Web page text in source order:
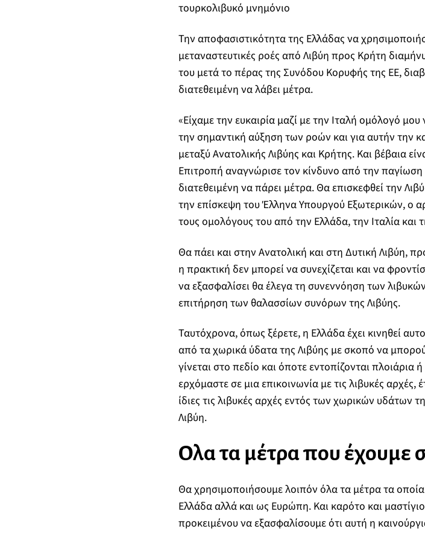
τουρκολιβυκό μνημόνιο
Την αποφασιστικότητα της Ελλάδας να
μεταναστευτικές ροές από Λιβύη προς Κρήτη
του μετά το πέρας της Συνόδου Κορυφής της ΕΕ,
διατεθειμένη να λάβει μέτρα.
«Είχαμε την ευκαιρία μαζί με την Ιταλή ομόλογό
την σημαντική αύξηση των ροών και για αυτήν την
μεταξύ Ανατολικής Λιβύης και Κρήτης. Και βέβαια
Επιτροπή αναγνώρισε τον κίνδυνο από την παγίωση
διατεθειμένη να πάρει μέτρα. Θα επισκεφθεί την
την επίσκεψη του Έλληνα Υπουργού Εξωτερικών, ο
τους ομολόγους του από την Ελλάδα, την Ιταλία και
Θα πάει και στην Ανατολική και στη Δυτική Λιβύη,
η πρακτική δεν μπορεί να συνεχίζεται και να
να εξασφαλίσει θα έλεγα τη συνεννόηση των
επιτήρηση των θαλασσίων συνόρων της Λιβύης.
Ταυτόχρονα, όπως ξέρετε, η Ελλάδα έχει κινηθεί
από τα χωρικά ύδατα της Λιβύης με σκοπό να
γίνεται στο πεδίο και όποτε εντοπίζονται πλοιάρια
ερχόμαστε σε μια επικοινωνία με τις λιβυκές αρχές,
ίδιες τις λιβυκές αρχές εντός των χωρικών υδάτων
Λιβύη.
Ολα τα μέτρα που έχουμε
Θα χρησιμοποιήσουμε λοιπόν όλα τα μέτρα τα
Ελλάδα αλλά και ως Ευρώπη. Και καρότο και
προκειμένου να εξασφαλίσουμε ότι αυτή η